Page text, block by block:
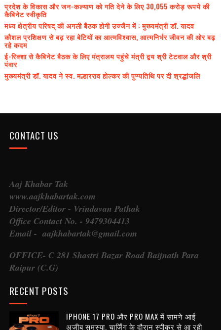
प्रदेश के विकास और जन-कल्याण को गति देने के लिए 30,055 करोड़ रूपये की
कैबिनेट स्वीकृति
मध्य क्षेत्रीय परिषद् की अगली बैठक होगी उज्जैन में : मुख्यमंत्री डॉ. यादव
कौशल प्रशिक्षण से बढ़ रहा बेटियों का आत्मविश्वास, आत्मनिर्भर जीवन की ओर बढ़
रहे कदम
ई-रिक्शा से कैबिनेट बैठक के लिए मंत्रालय पहुंचे मंत्री द्वय श्री टेटवाल और श्री
पंवार
मुख्यमंत्री डॉ. यादव ने स्व. मल्हारराव होल्कर की पुण्यतिथि पर दी श्रद्धांजलि
CONTACT US
Aaj Khabar Tak
www.aajkhabartak.com
Director/Editor - Vrindavan Pathak
Office Contact No. - 9479304413
Email - aajkhabartak@gmail.com
OFFICE- C 281 Shastri Bazar Road Baijnath Para
Raipur (C.G)
RECENT POSTS
IPHONE 17 PRO और PRO MAX में सामने आई
अजीब समस्या, चार्जिंग के दौरान स्पीकर से आ रही